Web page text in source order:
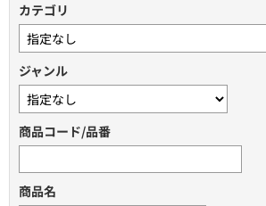
カテゴリ
ジャンル
商品コード/品番
商品名